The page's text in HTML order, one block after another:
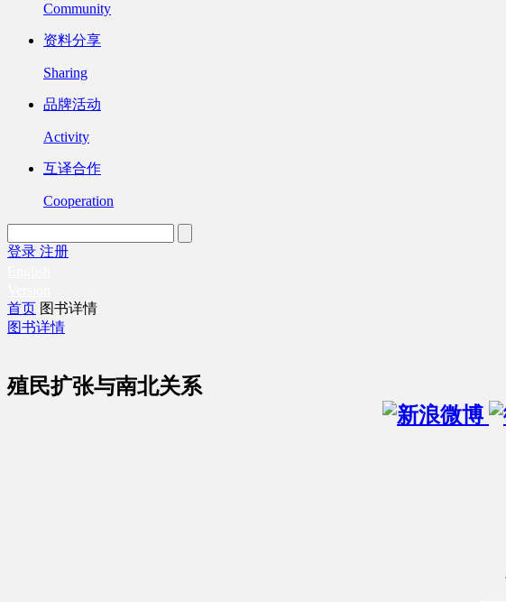
Community
资料分享
Sharing
品牌活动
Activity
互译合作
Cooperation
登录 注册
首页 图书详情
图书详情
殖民扩张与南北关系